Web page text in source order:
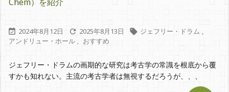
 2024年8月12日  2025年8月13日  ジェフリー・ドラム ,
アンドリュー・ホール , おすすめ
ジェフリー・ドラムの画期的な研究は考古学の常識を根底から覆
すかも知れない。主流の考古学者は無視するだろうが、、、